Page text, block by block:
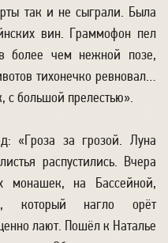
так и не сыграли. Была
вин. Граммофон пел
более чем нежной позе,
тихонечко ревновал…
с большой прелестью».
«Гроза за грозой. Луна
распустились. Вчера
монашек, на Бассейной,
который нагло орёт
лают. Пошёл к Наталье